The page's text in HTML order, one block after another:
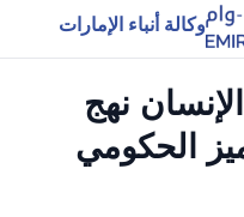
وكالة أنباء الإمارات
نهج
الحكومي